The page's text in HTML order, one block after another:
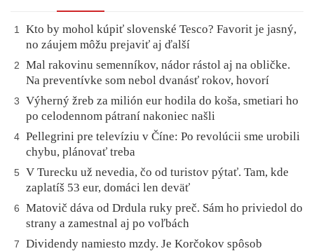
1
Kto by mohol kúpiť slovenské Tesco? Favorit je jasný,
no záujem môžu prejaviť aj ďalší
2
Mal rakovinu semenníkov, nádor rástol aj na obličke.
Na preventívke som nebol dvanásť rokov, hovorí
3
Výherný žreb za milión eur hodila do koša, smetiari ho
po celodennom pátraní nakoniec našli
4 Pellegrini pre televíziu v Číne: Po revolúcii sme urobili
chybu, plánovať treba
5
V Turecku už nevedia, čo od turistov pýtať. Tam, kde
zaplatíš 53 eur, domáci len deväť
6
Matovič dáva od Drdula ruky preč. Sám ho priviedol do
strany a zamestnal aj po voľbách
7
Dividendy namiesto mzdy. Je Korčokov spôsob